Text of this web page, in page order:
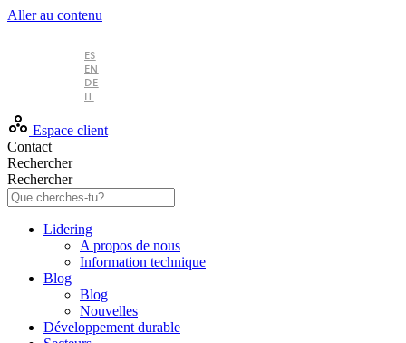
Aller au contenu
ES
EN
DE
IT
Espace client
Contact
Rechercher
Rechercher
Lidering
A propos de nous
Information technique
Blog
Blog
Nouvelles
Développement durable